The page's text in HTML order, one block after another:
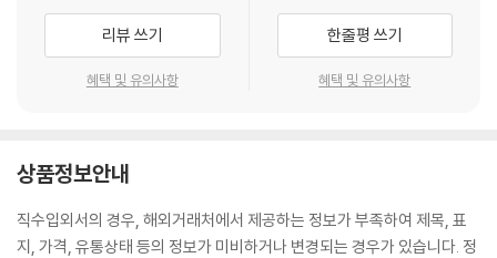
리뷰 쓰기
혜택 및 유의사항
한줄평 쓰기
혜택 및 유의사항
상품정보안내
직수입외서의 경우, 해외거래처에서 제공하는 정보가 부족하여 제목, 표
지, 가격, 유통상태 등의 정보가 미비하거나 변경되는 경우가 있습니다. 정